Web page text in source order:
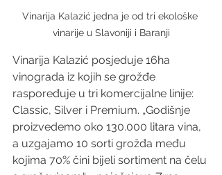
Vinarija Kalazić jedna je od tri ekološke
vinarije u Slavoniji i Baranji
Vinarija Kalazić posjeduje 16ha
vinograda iz kojih se grožđe
raspoređuje u tri komercijalne linije:
Classic, Silver i Premium. „Godišnje
proizvedemo oko 130.000 litara vina,
a uzgajamo 10 sorti grožđa među
kojima 70% čini bijeli sortiment na čelu